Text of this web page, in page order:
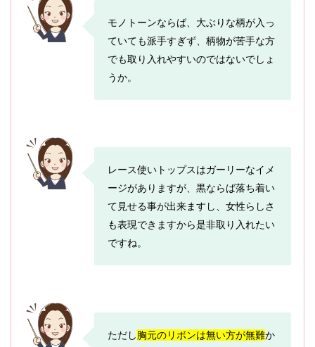
モノトーンならば、大ぶりな柄が入っ
ていても派手すぎず、柄物が苦手な方
でも取り入れやすいのではないでしょ
うか。
レース使いトップスはガーリーなイメ
ージがありますが、黒ならば落ち着い
て見せる事が出来ますし、女性らしさ
も表現できますから是非取り入れたい
ですね。
ただし胸元のリボンは無い方が無難か